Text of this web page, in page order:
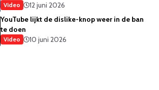
Video
12 juni 2026
YouTube lijkt de dislike-knop weer in de ban
te doen
Video 10 juni 2026